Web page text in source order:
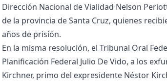
Dirección Nacional de Vialidad Nelson
de la provincia de Santa Cruz, quienes
años de prisión.
En la misma resolución, el Tribunal Oral
Planificación Federal Julio De Vido, a los
Kirchner, primo del expresidente Néstor